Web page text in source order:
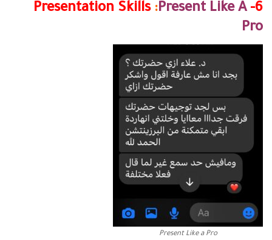
6- Presentation Skills
:Present Like A
Pro
Present Like a Pro